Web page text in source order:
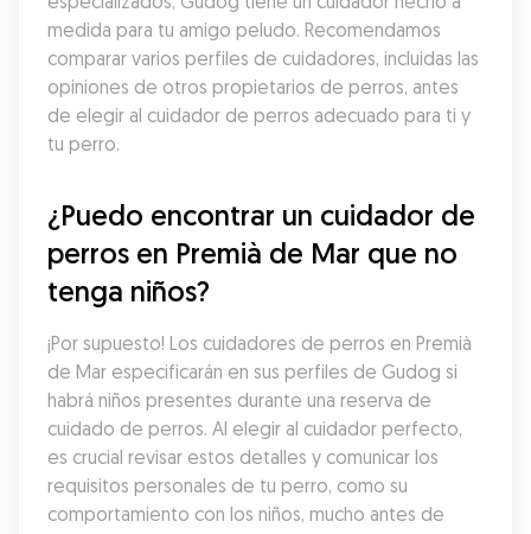
medida para tu amigo peludo. Recomendamos
comparar varios perfiles de cuidadores, incluidas las
opiniones de otros propietarios de perros, antes
de elegir al cuidador de perros adecuado para ti y
tu perro.
¿Puedo encontrar un cuidador de
perros en Premià de Mar que no
tenga niños?
¡Por supuesto! Los cuidadores de perros en Premià
de Mar especificarán en sus perfiles de Gudog si
habrá niños presentes durante una reserva de
cuidado de perros. Al elegir al cuidador perfecto,
es crucial revisar estos detalles y comunicar los
requisitos personales de tu perro, como su
comportamiento con los niños, mucho antes de